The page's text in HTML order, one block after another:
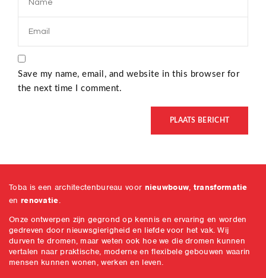
Save my name, email, and website in this browser for
the next time I comment.
Toba is een architectenbureau voor nieuwbouw, transformatie
en renovatie.
Onze ontwerpen zijn gegrond op kennis en ervaring en worden
gedreven door nieuwsgierigheid en liefde voor het vak. Wij
durven te dromen, maar weten ook hoe we die dromen kunnen
vertalen naar praktische, moderne en flexibele gebouwen waarin
mensen kunnen wonen, werken en leven.